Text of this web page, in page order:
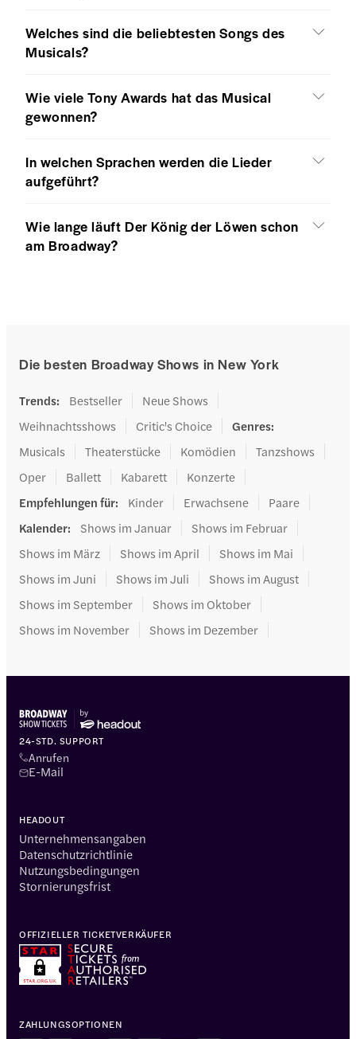
Welches sind die beliebtesten Songs des
Musicals?
Wie viele Tony Awards hat das Musical
gewonnen?
In welchen Sprachen werden die Lieder
aufgeführt?
Wie lange läuft Der König der Löwen schon
am Broadway?
Die besten Broadway Shows in New York
Trends: Bestseller
Neue Shows
Weihnachtsshows
Critic's Choice Genres:
Musicals
Theaterstücke Komödien
Tanzshows
Oper
Ballett Kabarett
Konzerte
Empfehlungen für: Kinder Erwachsene
Paare
Kalender: Shows im Januar
Shows im Februar
Shows im März
Shows im April
Shows im Mai
Shows im Juni
Shows im Juli
Shows im August
Shows im September
Shows im Oktober
Shows im November
Shows im Dezember
24-STD. SUPPORT
Anrufen
E-Mail
HEADOUT
Unternehmensangaben
Datenschutzrichtlinie
Nutzungsbedingungen
Stornierungsfrist
ZAHLUNGSOPTIONEN
OFFIZIELLER TICKETVERKÄUFER